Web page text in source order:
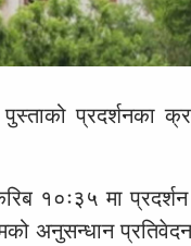
प्रदर्शनका
१०ः३५ मा प्रदर्शन
अनुसन्धान